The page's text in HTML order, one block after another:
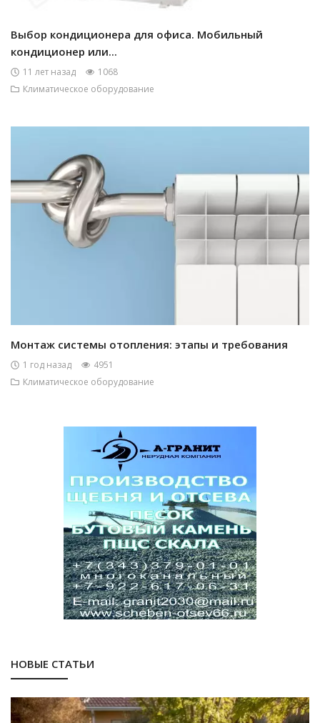
Выбор кондиционера для офиса. Мобильный
кондиционер или...
11 лет назад
1068
Климатическое оборудование
Монтаж системы отопления: этапы и требования
1 год назад
4951
Климатическое оборудование
НОВЫЕ СТАТЬИ